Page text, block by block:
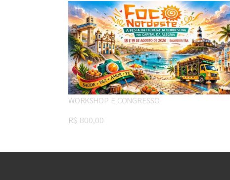
WORKSHOP E CONGRESSO
R$ 800,00